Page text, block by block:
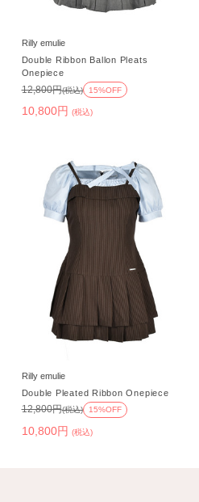
Rilly emulie
Double Ribbon Ballon Pleats
Onepiece
10,800円 (税込)
12,800円(税込) 15%OFF
Rilly emulie
Double Pleated Ribbon Onepiece
10,800円 (税込)
12,800円(税込) 15%OFF